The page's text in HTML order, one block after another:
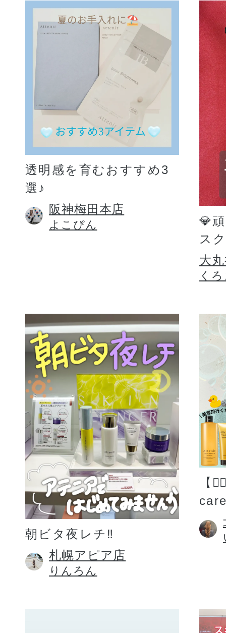
透明感を育むおすすめ3
選♪
阪神梅田本店
よこぴん
💎
ス
大
く
朝ビタ夜レチ‼️
札幌アピア店
りんろん
【